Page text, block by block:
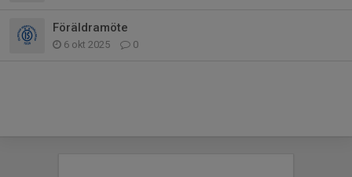
Föräldramöte
6 okt 2025 0